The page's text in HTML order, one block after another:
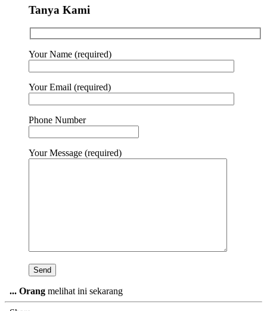
Tanya Kami
Your Name (required)
Your Email (required)
Phone Number
Your Message (required)
... Orang melihat ini sekarang